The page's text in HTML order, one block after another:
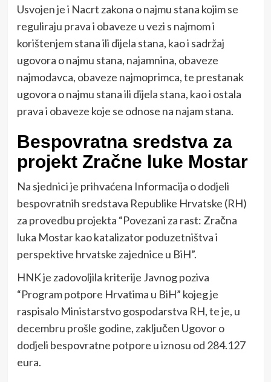
Usvojen je i Nacrt zakona o najmu stana kojim se
reguliraju prava i obaveze u vezi s najmom i
korištenjem stana ili dijela stana, kao i sadržaj
ugovora o najmu stana, najamnina, obaveze
najmodavca, obaveze najmoprimca, te prestanak
ugovora o najmu stana ili dijela stana, kao i ostala
prava i obaveze koje se odnose na najam stana.
Bespovratna sredstva za
projekt Zračne luke Mostar
Na sjednici je prihvaćena Informacija o dodjeli
bespovratnih sredstava Republike Hrvatske (RH)
za provedbu projekta “Povezani za rast: Zračna
luka Mostar kao katalizator poduzetništva i
perspektive hrvatske zajednice u BiH”.
HNK je zadovoljila kriterije Javnog poziva
“Program potpore Hrvatima u BiH” kojeg je
raspisalo Ministarstvo gospodarstva RH, te je, u
decembru prošle godine, zaključen Ugovor o
dodjeli bespovratne potpore u iznosu od 284.127
eura.